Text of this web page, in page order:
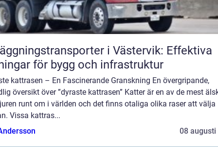
i Västervik: Effektiva
för bygg och infrastruktur
kattrasen – En Fascinerande Granskning En övergripande,
översikt över ”dyraste kattrasen” Katter är en av de mest
runt om i världen och det finns otaliga olika raser att välja
Vissa kattras...
08 augusti